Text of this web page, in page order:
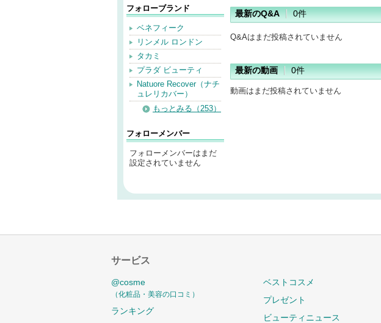
フォローブランド
ベネフィーク
リンメル ロンドン
タカミ
プラダ ビューティ
Natuore Recover（ナチ
ュレリカバー）
もっとみる（253）
フォローメンバー
フォローメンバーはまだ
設定されていません
最新のQ&A 0件
Q&Aはまだ投稿されていません
最新の動画 0件
動画はまだ投稿されていません
サービス
@cosme
（化粧品・美容の口コミ）
ランキング
ベストコスメ
プレゼント
ビューティニュース